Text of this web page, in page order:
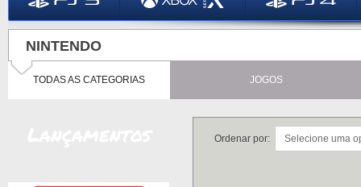
NINTENDO
TODAS AS CATEGORIAS JOGOS
Ordenar por: